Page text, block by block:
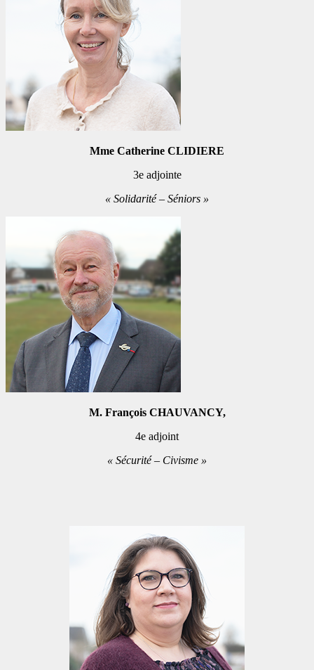
Mme Catherine CLIDIERE
3e adjointe
« Solidarité – Séniors »
M. François CHAUVANCY,
4e adjoint
« Sécurité – Civisme »